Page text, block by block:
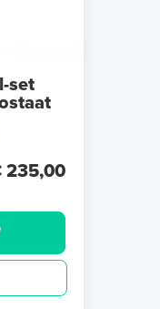
set
235,00